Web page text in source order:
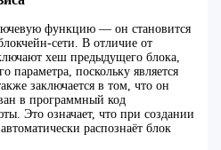
функцию — он становится
сети. В отличие от
хеш предыдущего блока,
параметра, поскольку является
заключается в том, что он
в программный код
Это означает, что при создании
распознаёт блок